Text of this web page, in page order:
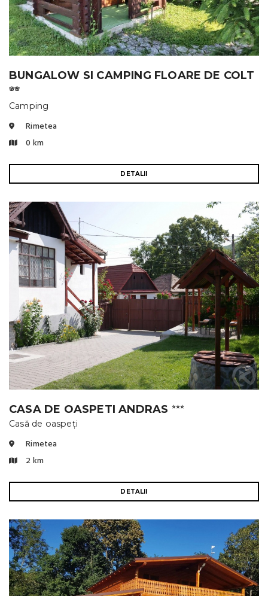
BUNGALOW SI CAMPING FLOARE DE COLT
🌸🌸
Camping
Rimetea
0 km
DETALII
CASA DE OASPETI ANDRAS ⭐⭐⭐
Casă de oaspeți
Rimetea
2 km
DETALII